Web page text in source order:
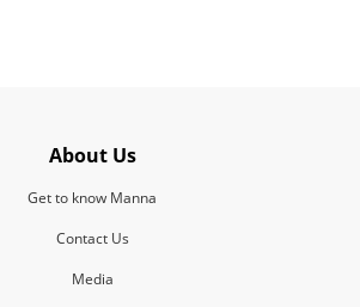
About Us
Get to know Manna
Contact Us
Media